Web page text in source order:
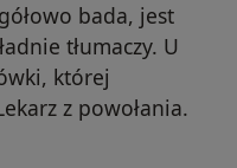
bada, jest
tłumaczy. U
której
z powołania.